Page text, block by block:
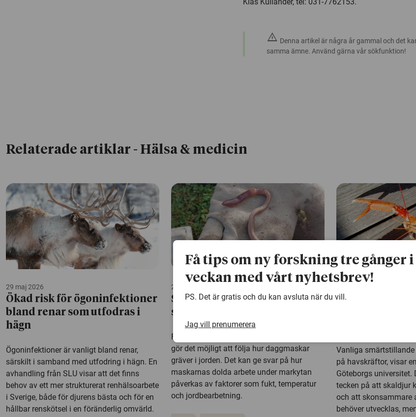
warning Denna artikel är några år gammal och det
samma ämne. Använd gärna vår sökfunktion!
Relaterade artiklar - Hälsa & medicin
29 maj 2026
Ökad risk för ögoninfektioner
bland renar som utfodras i
hägn
Ögoninfektioner är vanligt bland renar,
särskilt i samband med utfodring i hägn. En
avhandling från SLU visar att det finns
behov av ett mer strukturerat renhälsoarbete
i Sverige, både för djurens bästa och för en
hållbar renskötsel i en föränderlig omvärld.
28 maj 2026
Så gräver daggmaskar –
skanning ger svar
Forskare vid SLU har testat en metod som
gör det möjligt att följa hur daggmaskar
gräver i jorden. Det kan ge svar på hur
maskarnas dolda arbete under markytan
påverkas av faktorer som fukt, temperatur
och jordbearbetning.
Värkmedicin
Vanliga
på havskräftor, visar
Göteborgs universitet.
tecken på att skaldjur
och att skonsammare
behöver utvecklas,
Få tips om ny forskning tre gånger i
veckan med vårt nyhetsbrev!
PS. Det är gratis och du kan avsluta när du vill.
Jag vill prenumerera